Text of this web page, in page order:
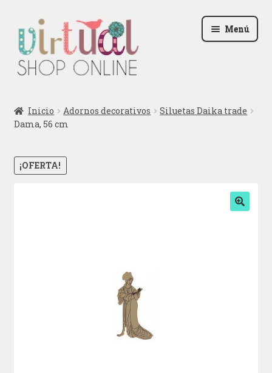
la
navegación
al
contenido
Menú
Podcast
Contactar
Inicio Adornos decorativos
Siluetas Daika trade
Dama, 56 cm
¡OFERTA!